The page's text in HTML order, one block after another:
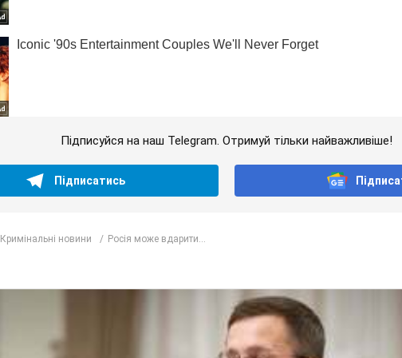
Підписуйся на наш Telegram. Отримуй тільки найважливіше!
Підписатись
Кримінальні новини Росія може вдарити...